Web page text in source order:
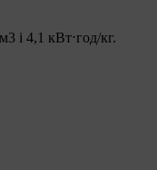
і 4,1 кВт⋅год/кг.